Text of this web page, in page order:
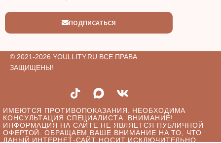
ПОДПИСАТЬСЯ
© 2021-2026 YOULLITY.RU ВСЕ ПРАВА
ЗАЩИЩЕНЫ!
ИМЕЮТСЯ ПРОТИВОПОКАЗАНИЯ. НЕОБХОДИМА
КОНСУЛЬТАЦИЯ СПЕЦИАЛИСТА. ВНИМАНИЕ!
ИНФОРМАЦИЯ НА САЙТЕ НЕ ЯВЛЯЕТСЯ ПУБЛИЧНОЙ
ОФЕРТОЙ. ОБРАЩАЕМ ВАШЕ ВНИМАНИЕ НА ТО, ЧТО
ДАНЫЙ ИНТЕРНЕТ-САЙТ НОСИТ ИСКЛЮЧИТЕЛЬНО